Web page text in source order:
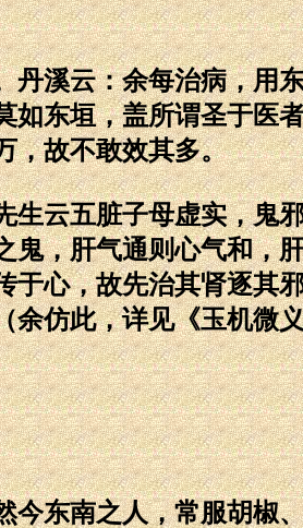
云：余每治病，用
东垣，盖所谓圣于医
，故不敢效其多。
五脏子母虚实，鬼
，肝气通则心气和，
心，故先治其肾逐其
仿此，详见《玉机微
南之人，常服胡椒